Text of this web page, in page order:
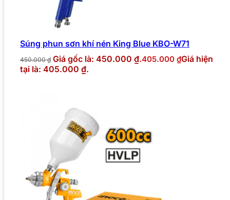
Súng phun sơn khí nén King Blue KBO-W71
450.000₫ Giá gốc là: 450.000 ₫.405.000 ₫Giá hiện
tại là: 405.000 ₫.